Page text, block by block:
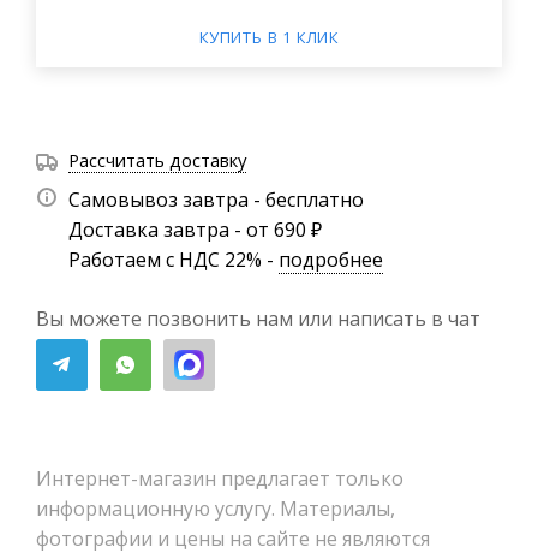
КУПИТЬ В 1 КЛИК
Рассчитать доставку
Самовывоз завтра - бесплатно
Доставка завтра - от 690 ₽
Работаем с НДС 22% - подробнее
Вы можете позвонить нам или написать в чат
Интернет-магазин предлагает только
информационную услугу. Материалы,
фотографии и цены на сайте не являются